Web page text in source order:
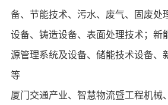
备、节能技术、污水、废气、固废处
设备、铸造设备、表面处理技术；新
源管理系统及设备、储能技术设备、
等
厦门交通产业、智慧物流暨工程机械